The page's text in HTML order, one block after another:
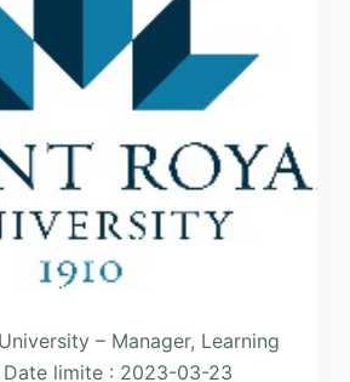
– Manager, Learning
Date limite : 2023-03-23